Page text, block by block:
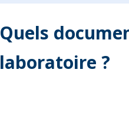
Quels
laboratoire ?